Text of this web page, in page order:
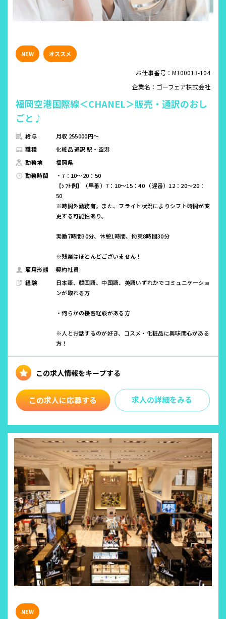
お仕事番号：M100013-104
企業名：ゴーフェア株式会社
福岡空港国際線＜CHANEL＞販売・通訳のおし
ごと♪
給与
月収 255000円～
職種
化粧品 通訳 駅・空港
勤務地
福岡県
勤務時間
・7：10～20：50
【ｼﾌﾄ例】（早番）7：10～15：40 （遅番）12：20～20：
50
※時間外勤務有。また、フライト状況によりシフト時間が変
更する可能性あり。
実働7時間30分、休憩1時間、拘束8時間30分
※残業はほとんどございません！
雇用形態
契約社員
経験
日本語、韓国語、中国語、英語いずれかでコミュニケーショ
ンが取れる方
・何らかの接客経験がある方
※人とお話するのが好き、コスメ・化粧品に興味関心がある
方！
求人の詳細をみる